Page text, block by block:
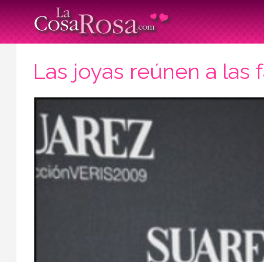
Las joyas reúnen a las